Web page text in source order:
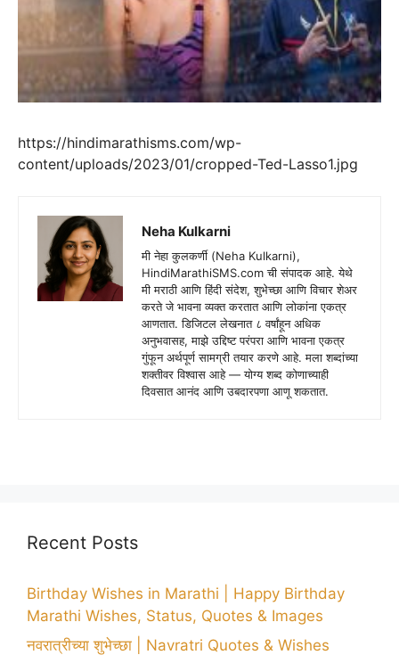
https://hindimarathisms.com/wp-
content/uploads/2023/01/cropped-Ted-Lasso1.jpg
Neha Kulkarni
मी नेहा कुलकर्णी (Neha Kulkarni),
HindiMarathiSMS.com ची संपादक आहे. येथे
मी मराठी आणि हिंदी संदेश, शुभेच्छा आणि विचार शेअर
करते जे भावना व्यक्त करतात आणि लोकांना एकत्र
आणतात. डिजिटल लेखनात ८ वर्षांहून अधिक
अनुभवासह, माझे उद्दिष्ट परंपरा आणि भावना एकत्र
गुंफून अर्थपूर्ण सामग्री तयार करणे आहे. मला शब्दांच्या
शक्तीवर विश्वास आहे — योग्य शब्द कोणाच्याही
दिवसात आनंद आणि उबदारपणा आणू शकतात.
Recent Posts
Birthday Wishes in Marathi | Happy Birthday
Marathi Wishes, Status, Quotes & Images
नवरात्रीच्या शुभेच्छा | Navratri Quotes & Wishes